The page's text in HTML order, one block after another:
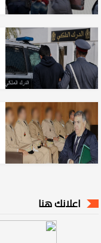
اعلانك هنا